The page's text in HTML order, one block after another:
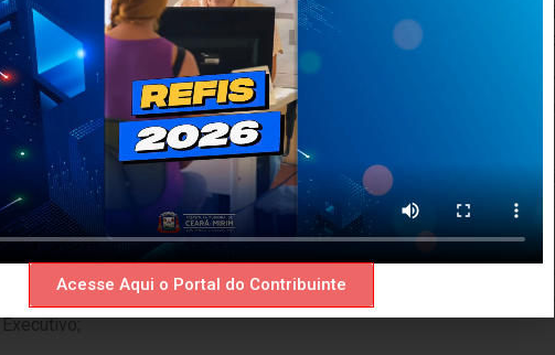
do Município, bem como promover a orientação normativa, a
controle das atividades relativas a patrimônio, compras e transporte
VI – coordenar, compatibilizar e avaliar a alocação de recursos
vista as necessidades das unidades da Administração Pública, para o
metas governamentais, bem como acompanhar sua execução;
VII – estabelecer normas, ações e políticas de recursos humanos
seleção, à avaliação, ao desenvolvimento, à qualificação e à
orientar, coordenar, acompanhar e supervisionar sua implementação;
VIII – promover a orientação normativa, a supervisão técnica, a
atividades de perícia médica, bem como gerir a política de saúde
Executivo;
Acesse Aqui o Portal do Contribuinte